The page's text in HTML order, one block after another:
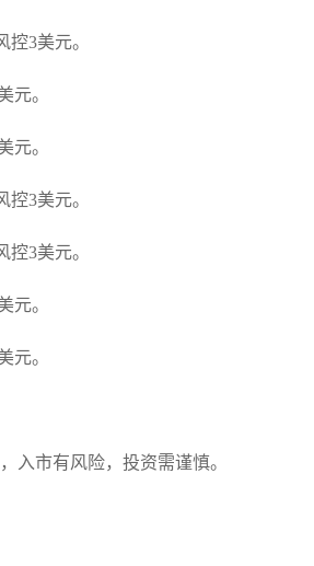
控3美元。
元。
元。
控3美元。
控3美元。
元。
元。
入市有风险，投资需谨慎。